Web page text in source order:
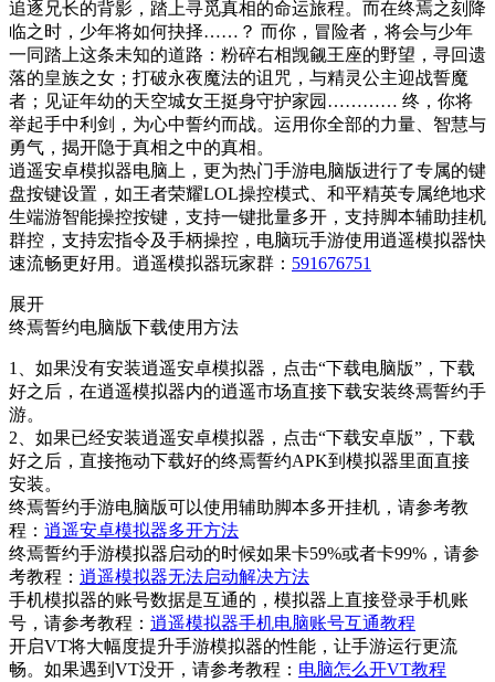
追逐兄长的背影，踏上寻觅真相的命运旅程。而在终焉之刻降
临之时，少年将如何抉择……？ 而你，冒险者，将会与少年
一同踏上这条未知的道路：粉碎右相觊觎王座的野望，寻回遗
落的皇族之女；打破永夜魔法的诅咒，与精灵公主迎战誓魔
者；见证年幼的天空城女王挺身守护家园………… 终，你将
举起手中利剑，为心中誓约而战。运用你全部的力量、智慧与
勇气，揭开隐于真相之中的真相。
逍遥安卓模拟器电脑上，更为热门手游电脑版进行了专属的键
盘按键设置，如王者荣耀LOL操控模式、和平精英专属绝地求
生端游智能操控按键，支持一键批量多开，支持脚本辅助挂机
群控，支持宏指令及手柄操控，电脑玩手游使用逍遥模拟器快
速流畅更好用。逍遥模拟器玩家群： 591676751
展开
终焉誓约电脑版下载使用方法
1、如果没有安装逍遥安卓模拟器，点击“下载电脑版”，下载
好之后，在逍遥模拟器内的逍遥市场直接下载安装终焉誓约手
游。
2、如果已经安装逍遥安卓模拟器，点击“下载安卓版”，下载
好之后，直接拖动下载好的终焉誓约APK到模拟器里面直接
安装。
终焉誓约手游电脑版可以使用辅助脚本多开挂机，请参考教
程： 逍遥安卓模拟器多开方法
终焉誓约手游模拟器启动的时候如果卡59%或者卡99%，请参
考教程： 逍遥模拟器无法启动解决方法
手机模拟器的账号数据是互通的，模拟器上直接登录手机账
号，请参考教程： 逍遥模拟器手机电脑账号互通教程
开启VT将大幅度提升手游模拟器的性能，让手游运行更流
畅。如果遇到VT没开，请参考教程： 电脑怎么开VT教程